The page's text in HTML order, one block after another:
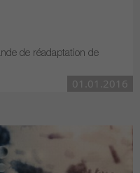
de réadaptation de
01.01.2016